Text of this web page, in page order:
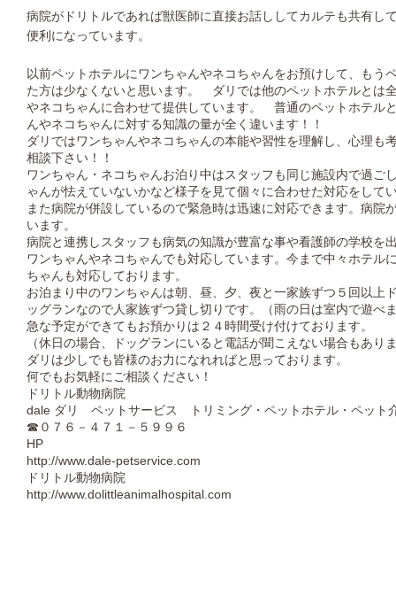
病院がドリトルであれば獣医師に直接お話ししてカルテも共有し
便利になっています。
以前ペットホテルにワンちゃんやネコちゃんをお預けして、もう
た方は少なくないと思います。 ダリでは他のペットホテルとは
やネコちゃんに合わせて提供しています。 普通のペットホテル
んやネコちゃんに対する知識の量が全く違います！！
ダリではワンちゃんやネコちゃんの本能や習性を理解し、心理も
相談下さい！！
ワンちゃん・ネコちゃんお泊り中はスタッフも同じ施設内で過ご
ゃんが怯えていないかなど様子を見て個々に合わせた対応をして
また病院が併設しているので緊急時は迅速に対応できます。病院
います。
病院と連携しスタッフも病気の知識が豊富な事や看護師の学校を
ワンちゃんやネコちゃんでも対応しています。今まで中々ホテル
ちゃんも対応しております。
お泊まり中のワンちゃんは朝、昼、夕、夜と一家族ずつ５回以上
ッグランなので人家族ずつ貸し切りです。（雨の日は室内で遊べ
急な予定ができてもお預かりは２４時間受け付けております。
（休日の場合、ドッグランにいると電話が聞こえない場合もあり
ダリは少しでも皆様のお力になれればと思っております。
何でもお気軽にご相談ください！
ドリトル動物病院
dale ダリ ペットサービス トリミング・ペットホテル・ペット
☎０７６－４７１－５９９６
HP
http://www.dale-petservice.com
ドリトル動物病院
http://www.dolittleanimalhospital.com